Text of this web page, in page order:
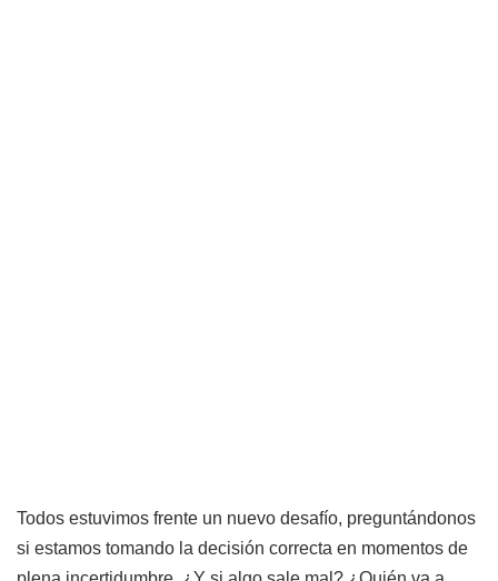
Todos estuvimos frente un nuevo desafío, preguntándonos
si estamos tomando la decisión correcta en momentos de